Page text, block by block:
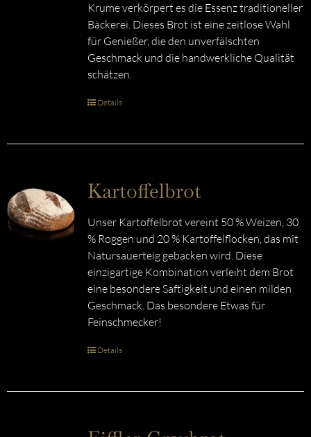
Krume verkörpert es die Essenz traditioneller
Bäckerei. Dieses Brot ist eine zeitlose Wahl
für Genießer, die den unverfälschten
Geschmack und die handwerkliche Qualität
schätzen.
Details
Kartoffelbrot
Unser Kartoffelbrot vereint 50 % Weizen, 30
% Roggen und 20 % Kartoffelflocken, das mit
Natursauerteig gebacken wird. Diese
einzigartige Kombination verleiht dem Brot
eine besondere Saftigkeit und einen milden
Geschmack. Das besondere Etwas für
Feinschmecker!
Details